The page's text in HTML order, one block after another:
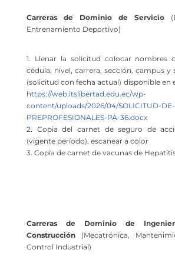
Carreras de Dominio de Servicio
Entrenamiento Deportivo)
1. Llenar la solicitud colocar nombres
cédula, nivel, carrera, sección, campus y
(solicitud con fecha actual) disponible en
https://web.itslibertad.edu.ec/wp-
content/uploads/2026/04/SOLICITUD-DE-
PREPROFESIONALES-PA-36.docx
2. Copia del carnet de seguro de
(vigente período), escanear a color
3. Copia de carnet de vacunas de
Carreras de Dominio de
Construcción (Mecatrónica,
Control Industrial)